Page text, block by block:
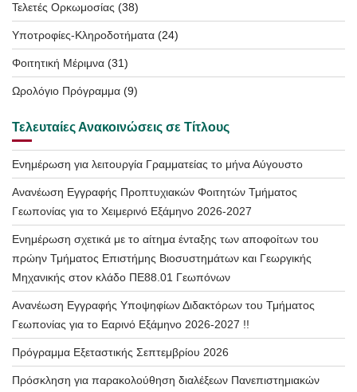
Τελετές Ορκωμοσίας (38)
Υποτροφίες-Κληροδοτήματα (24)
Φοιτητική Μέριμνα (31)
Ωρολόγιο Πρόγραμμα (9)
Τελευταίες Ανακοινώσεις σε Τίτλους
Ενημέρωση για λειτουργία Γραμματείας το μήνα Αύγουστο
Ανανέωση Εγγραφής Προπτυχιακών Φοιτητών Τμήματος
Γεωπονίας για το Χειμερινό Εξάμηνο 2026-2027
Ενημέρωση σχετικά με το αίτημα ένταξης των αποφοίτων του
πρώην Τμήματος Επιστήμης Βιοσυστημάτων και Γεωργικής
Μηχανικής στον κλάδο ΠΕ88.01 Γεωπόνων
Ανανέωση Εγγραφής Υποψηφίων Διδακτόρων του Τμήματος
Γεωπονίας για το Εαρινό Εξάμηνο 2026-2027 !!
Πρόγραμμα Εξεταστικής Σεπτεμβρίου 2026
Πρόσκληση για παρακολούθηση διαλέξεων Πανεπιστημιακών